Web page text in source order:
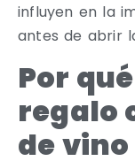
influyen en la
antes de abrir
Por
regalo
de